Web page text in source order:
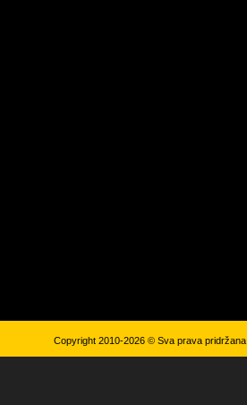
Copyright 2010-2026 © Sva prava pridržana